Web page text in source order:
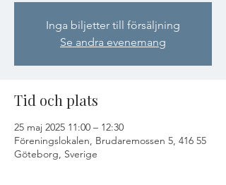
Inga biljetter till försäljning
Se andra evenemang
Tid och plats
25 maj 2025 11:00 – 12:30
Föreningslokalen, Brudaremossen 5, 416 55
Göteborg, Sverige